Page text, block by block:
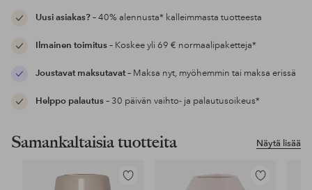
Uusi asiakas?– 40% alennusta* kalleimmasta tuotteesta
Ilmainen toimitus– Koskee yli 69 € normaalipaketteja*
Joustavat maksutavat– Maksa nyt, myöhemmin tai maksa erissä
Helppo palautus– 30 päivän vaihto- ja palautusoikeus*
Näytä lisää
Samankaltaisia tuotteita
Lisää
Lisää